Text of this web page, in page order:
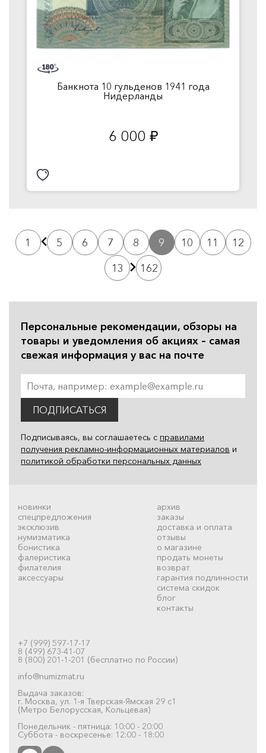
Банкнота 10 гульденов 1941 года
Нидерланды
6 000 руб.
1 5 6 7 8 9 10 11
12
13
162
Персональные рекомендации, обзоры на
товары и уведомления об акциях – самая
свежая информация у вас на почте
ПОДПИСАТЬСЯ
Подписываясь, вы соглашаетесь с правилами
получения рекламно-информационных материалов и
политикой обработки персональных данных
новинки
спецпредложения
эксклюзив
нумизматика
бонистика
фалеристика
филателия
аксессуары
архив
заказы
доставка и оплата
отзывы
о магазине
продать монеты
возврат
гарантия подлинности
система скидок
блог
контакты
+7 (999) 597-17-17
8 (499) 673-41-07
8 (800) 201-1-201 (бесплатно по России)
info@numizmat.ru
Выдача заказов:
г. Москва, ул. 1-я Тверская-Ямская 29 с1
(Метро Белорусская, Кольцевая)
Понедельник - пятница: 10:00 - 20:00
Суббота - воскресенье: 12:00 - 18:00